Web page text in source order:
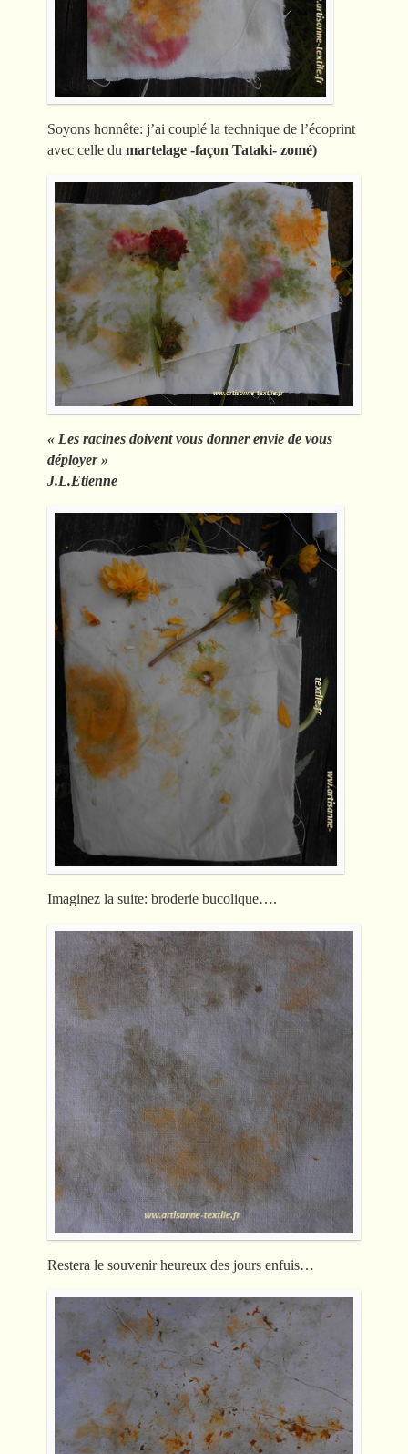
Soyons honnête: j’ai couplé la technique de l’écoprint
avec celle du martelage -façon Tataki- zomé)
« Les racines doivent vous donner envie de vous
déployer »
J.L.Etienne
Imaginez la suite: broderie bucolique….
Restera le souvenir heureux des jours enfuis…